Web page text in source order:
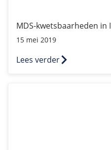
MDS-kwetsbaarheden
15 mei 2019
Lees verder